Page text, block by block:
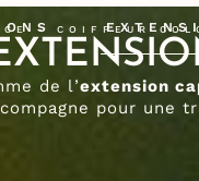
- COIFFEUR
de l’extension
pour une